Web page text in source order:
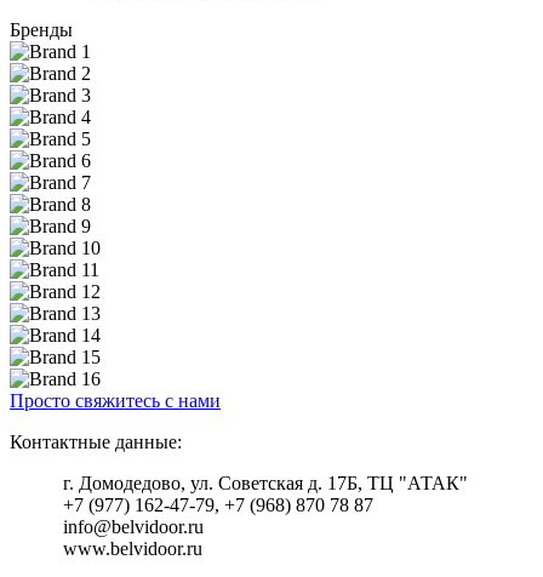
Бренды
Просто свяжитесь с нами
Контактные данные:
г. Домодедово, ул. Советская д. 17Б, ТЦ "АТАК"
+7 (977) 162-47-79, +7 (968) 870 78 87
info@belvidoor.ru
www.belvidoor.ru